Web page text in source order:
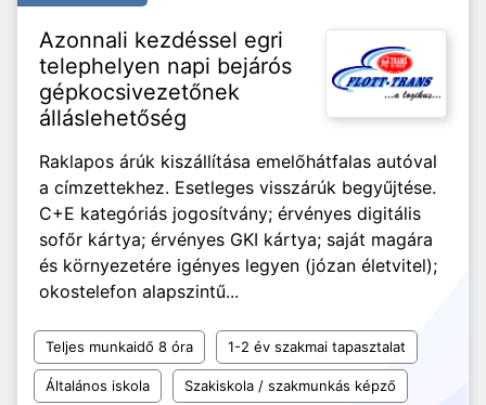
Azonnali kezdéssel egri
telephelyen napi bejárós
gépkocsivezetőnek
álláslehetőség
Raklapos árúk kiszállítása emelőhátfalas autóval
a címzettekhez. Esetleges visszárúk begyűjtése.
C+E kategóriás jogosítvány; érvényes digitális
sofőr kártya; érvényes GKI kártya; saját magára
és környezetére igényes legyen (józan életvitel);
okostelefon alapszintű...
Teljes munkaidő 8 óra 1-2 év szakmai tapasztalat
Általános iskola Szakiskola / szakmunkás képző